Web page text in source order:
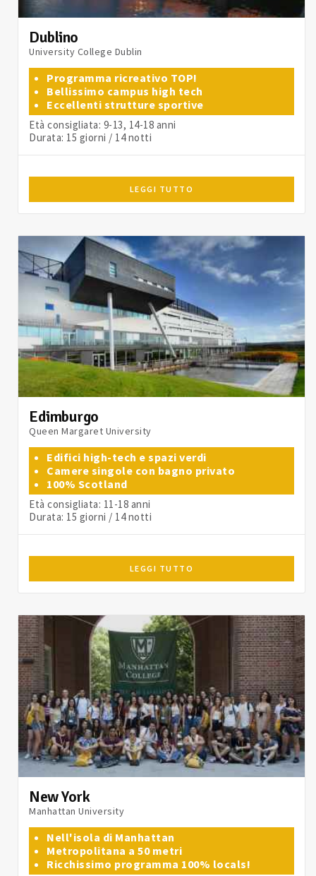
Dublino
University College Dublin
Programma ricreativo TOP!
Bellissimo campus high tech
Eccellenti strutture sportive
Età consigliata: 9-13, 14-18 anni
Durata: 15 giorni / 14 notti
LEGGI TUTTO
Edimburgo
Queen Margaret University
Edifici high-tech e spazi verdi
Camere singole con bagno privato
100% Scotland
Età consigliata: 11-18 anni
Durata: 15 giorni / 14 notti
LEGGI TUTTO
New York
Manhattan University
Nell'isola di Manhattan
Metropolitana a 50 metri
Ricchissimo programma 100% locals!